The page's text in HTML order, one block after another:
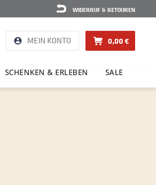
WIDERRUF & RETOUREN
MEIN KONTO 0,00 €
SCHENKEN & ERLEBEN SALE